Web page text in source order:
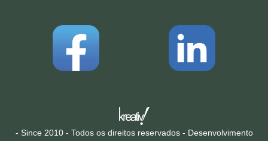
- Since 2010 - Todos os direitos reservados - Desenvolvimento